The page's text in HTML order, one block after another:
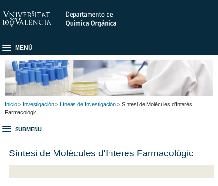
MENÚ
Inicio > Investigación > Líneas de Investigación > Síntesi de Molècules d'Interés
Farmacològic
SUBMENU
Síntesi de Molècules d'Interés Farmacològic